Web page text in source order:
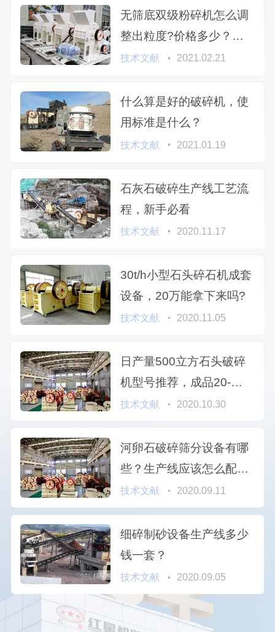
无筛底双级粉碎机怎么调
整出粒度?价格多少？附
详细参数及视频
技术文献 2021.02.21
什么算是好的破碎机，使
用标准是什么？
技术文献 2021.01.19
石灰石破碎生产线工艺流
程，新手必看
技术文献 2020.11.17
30t/h小型石头碎石机成套
设备，20万能拿下来吗?
技术文献 2020.11.05
日产量500立方石头破碎
机型号推荐，成品20-
200mm之间用哪种好
技术文献 2020.10.30
河卵石破碎筛分设备有哪
些？生产线应该怎么配
置？
技术文献 2020.09.11
细碎制砂设备生产线多少
钱一套？
技术文献 2020.09.05